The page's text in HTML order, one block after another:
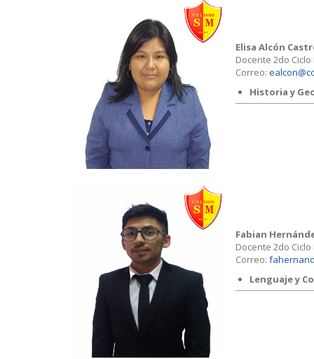
Elisa Alcón
Docente 2do Ciclo
Correo:
Historia y
Fabian
Docente 2do
Correo:
Lenguaje y